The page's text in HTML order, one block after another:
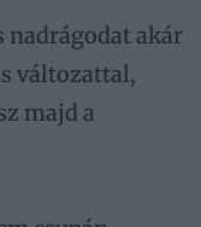
nadrágodat akár
változattal,
majd a